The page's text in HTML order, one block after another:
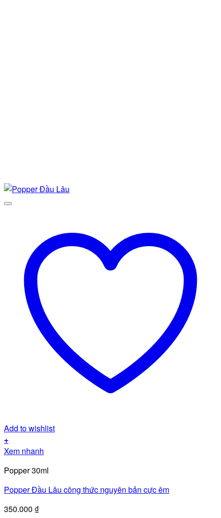
Add to wishlist
+
Xem nhanh
Popper 30ml
Popper Đầu Lâu công thức nguyên bản cực êm
350.000 ₫